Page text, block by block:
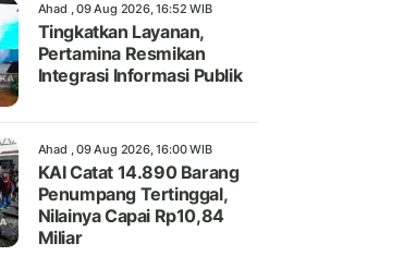
Ahad , 09 Aug 2026, 16:52 WIB
Tingkatkan Layanan,
Pertamina Resmikan
Integrasi Informasi Publik
Ahad , 09 Aug 2026, 16:00 WIB
KAI Catat 14.890 Barang
Penumpang Tertinggal,
Nilainya Capai Rp10,84
Miliar